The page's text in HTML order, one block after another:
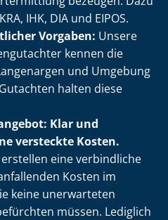
IHK, DIA und EIPOS.
Vorgaben: Unsere
kennen die
und Umgebung
halten diese
Klar und
versteckte Kosten.
eine verbindliche
Kosten im
keine unerwarteten
müssen. Lediglich